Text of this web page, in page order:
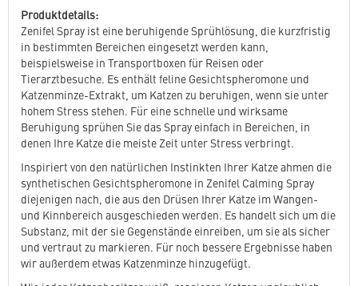
Produktdetails:
Zenifel Spray ist eine beruhigende Sprühlösung, die kurzfristig
in bestimmten Bereichen eingesetzt werden kann,
beispielsweise in Transportboxen für Reisen oder
Tierarztbesuche. Es enthält feline Gesichtspheromone und
Katzenminze-Extrakt, um Katzen zu beruhigen, wenn sie unter
hohem Stress stehen. Für eine schnelle und wirksame
Beruhigung sprühen Sie das Spray einfach in Bereichen, in
denen Ihre Katze die meiste Zeit unter Stress verbringt.
Inspiriert von den natürlichen Instinkten Ihrer Katze ahmen die
synthetischen Gesichtspheromone in Zenifel Calming Spray
diejenigen nach, die aus den Drüsen Ihrer Katze im Wangen-
und Kinnbereich ausgeschieden werden. Es handelt sich um die
Substanz, mit der sie Gegenstände einreiben, um sie als sicher
und vertraut zu markieren. Für noch bessere Ergebnisse haben
wir außerdem etwas Katzenminze hinzugefügt.